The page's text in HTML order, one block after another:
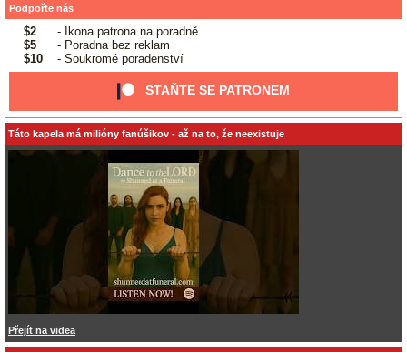
Podpořte nás
$2
- Ikona patrona na poradně
$5
- Poradna bez reklam
$10
- Soukromé poradenství
STAŇTE SE PATRONEM
Táto kapela má milióny fanúšikov - až na to, že neexistuje
Přejít na videa